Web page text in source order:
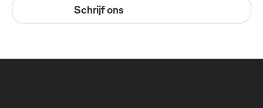
Schrijf ons